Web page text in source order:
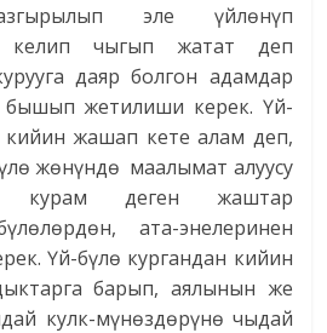
азгырылып эле үйлөнүп
келип чыгып жатат деп
даяр болгон адамдар
жетилиши керек. Үй-
кийин жашап кете алам деп,
жөнүндө маалымат алуусу
курам деген жаштар
ата-энелеринен
Үй-бүлө кургандан кийин
барып, аялынын же
кулк-мүнөздөрүнө чыдай